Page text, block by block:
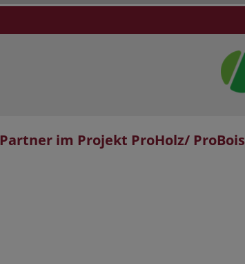
Partner im Projekt ProHolz/ ProBois